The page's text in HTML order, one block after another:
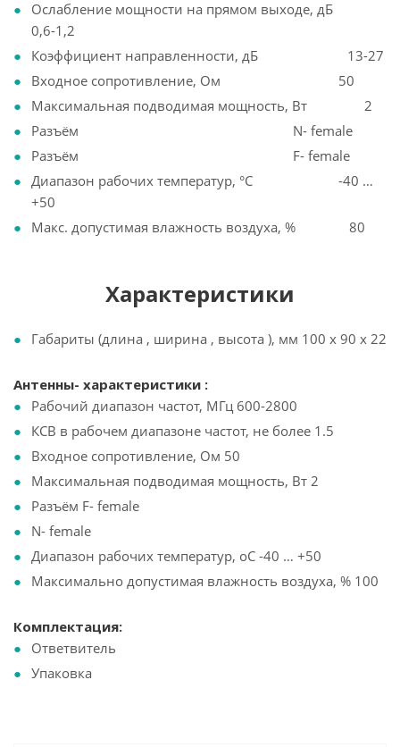
Ослабление мощности на прямом выходе, дБ
0,6-1,2
Коэффициент направленности, дБ 13-27
Входное сопротивление, Ом 50
Максимальная подводимая мощность, Вт 2
Разъём N- female
Разъём F- female
Диапазон рабочих температур, °С -40 …
+50
Макс. допустимая влажность воздуха, % 80
Характеристики
Габариты (длина , ширина , высота ), мм 100 x 90 x 22
Антенны- характеристики :
Рабочий диапазон частот, МГц 600-2800
КСВ в рабочем диапазоне частот, не более 1.5
Входное сопротивление, Ом 50
Максимальная подводимая мощность, Вт 2
Разъём F- female
N- female
Диапазон рабочих температур, оС -40 … +50
Максимально допустимая влажность воздуха, % 100
Комплектация:
Ответвитель
Упаковка